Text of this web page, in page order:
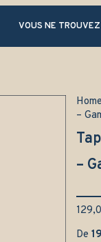
VOUS NE
Home
–
–
De